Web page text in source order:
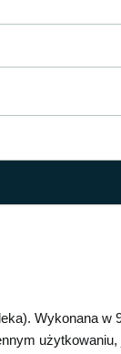
Wykonana w